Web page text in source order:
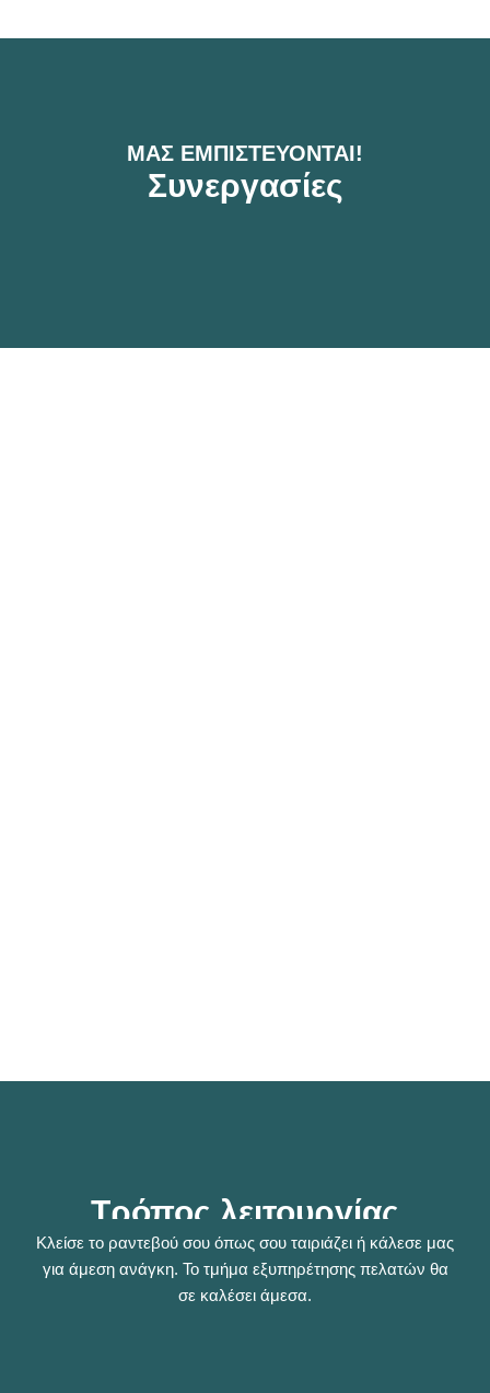
ΜΑΣ ΕΜΠΙΣΤΕΎΟΝΤΑΙ!
Συνεργασίες
Τρόπος λειτουργίας
Κλείσε το ραντεβού σου όπως σου ταιριάζει ή κάλεσε μας
για άμεση ανάγκη. Το τμήμα εξυπηρέτησης πελατών θα
σε καλέσει άμεσα.